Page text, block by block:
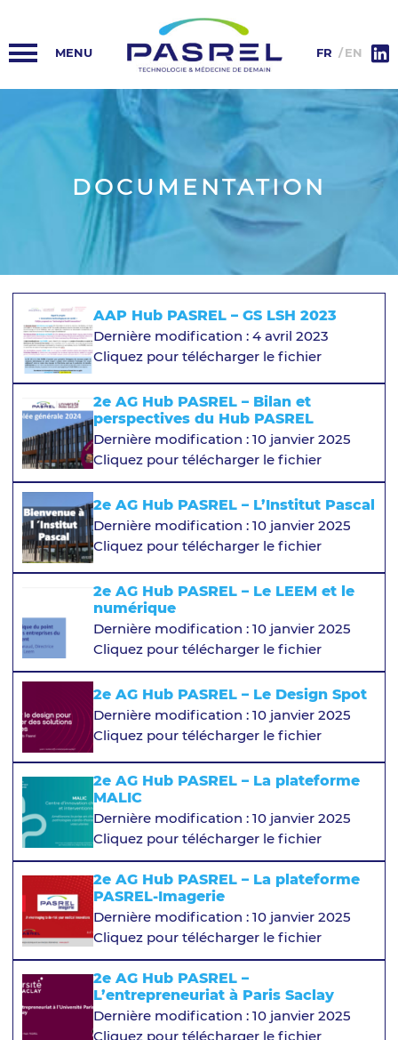
PASREL-IMAGERIE
HUB PASREL
PLATEFORMES
ACTUALITÉS
COLLABORATIONS
INFORMATIONS
FR EN
DOCUMENTATION
AAP Hub PASREL – GS LSH 2023
Dernière modification : 4 avril 2023
Cliquez pour télécharger le fichier
2e AG Hub PASREL – Bilan et
perspectives du Hub PASREL
Dernière modification : 10 janvier 2025
Cliquez pour télécharger le fichier
2e AG Hub PASREL – L’Institut Pascal
Dernière modification : 10 janvier 2025
Cliquez pour télécharger le fichier
2e AG Hub PASREL – Le LEEM et le
numérique
Dernière modification : 10 janvier 2025
Cliquez pour télécharger le fichier
2e AG Hub PASREL – Le Design Spot
Dernière modification : 10 janvier 2025
Cliquez pour télécharger le fichier
2e AG Hub PASREL – La plateforme
MALIC
Dernière modification : 10 janvier 2025
Cliquez pour télécharger le fichier
2e AG Hub PASREL – La plateforme
PASREL-Imagerie
Dernière modification : 10 janvier 2025
Cliquez pour télécharger le fichier
2e AG Hub PASREL –
L’entrepreneuriat à Paris Saclay
Dernière modification : 10 janvier 2025
Cliquez pour télécharger le fichier